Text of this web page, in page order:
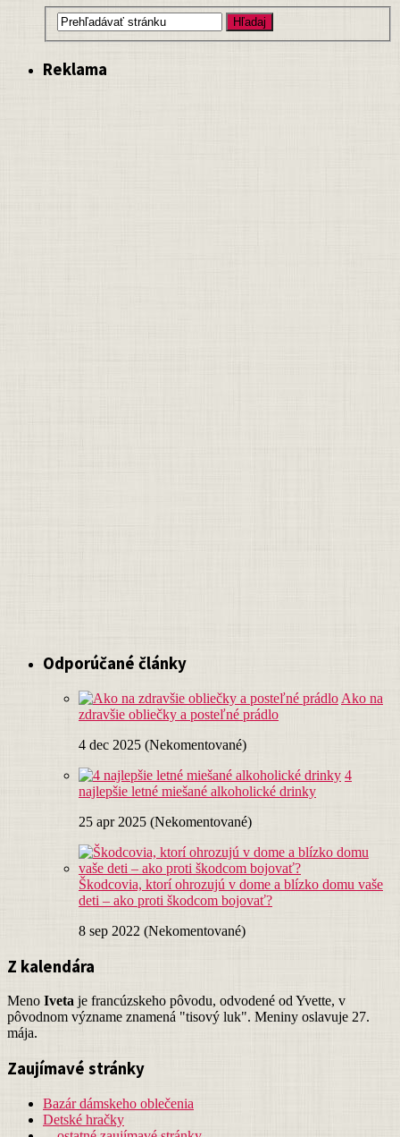
Reklama
Odporúčané články
Ako na
zdravšie obliečky a posteľné prádlo
4 dec 2025 (Nekomentované)
4
najlepšie letné miešané alkoholické drinky
25 apr 2025 (Nekomentované)
Škodcovia, ktorí ohrozujú v dome a blízko domu vaše
deti – ako proti škodcom bojovať?
8 sep 2022 (Nekomentované)
Z kalendára
Meno Iveta je francúzskeho pôvodu, odvodené od Yvette, v
pôvodnom význame znamená "tisový luk". Meniny oslavuje 27.
mája.
Zaujímavé stránky
Bazár dámskeho oblečenia
Detské hračky